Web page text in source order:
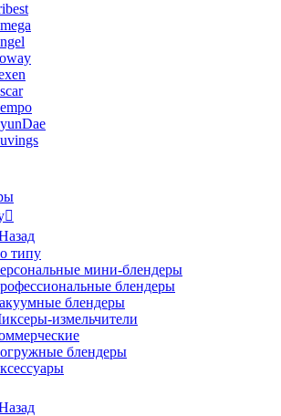
типу
мини-блендеры
блендеры
блендеры
измельчители
блендеры